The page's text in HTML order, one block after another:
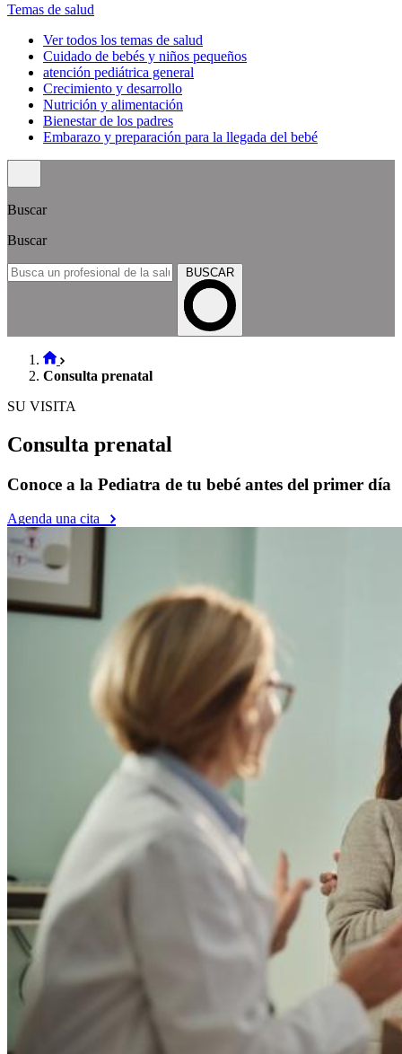
Temas de salud
Ver todos los temas de salud
Cuidado de bebés y niños pequeños
atención pediátrica general
Crecimiento y desarrollo
Nutrición y alimentación
Bienestar de los padres
Embarazo y preparación para la llegada del bebé
Buscar
Buscar
BUSCAR
Consulta prenatal
SU VISITA
Consulta prenatal
Conoce a la Pediatra de tu bebé antes del primer día
Agenda una cita